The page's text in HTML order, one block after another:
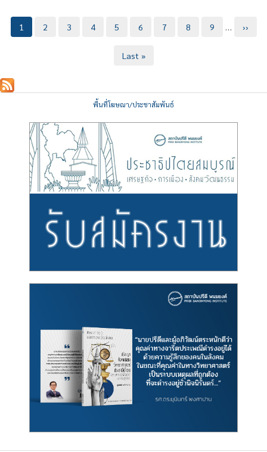
Pagination
Current
1 Page
2 Page
3 Page
4 Page
5 Page
6 Page
7 Page
8 Page
9 …
Next
››
Last
Last »
พื้นที่โฆษณา/ประชาสัมพันธ์